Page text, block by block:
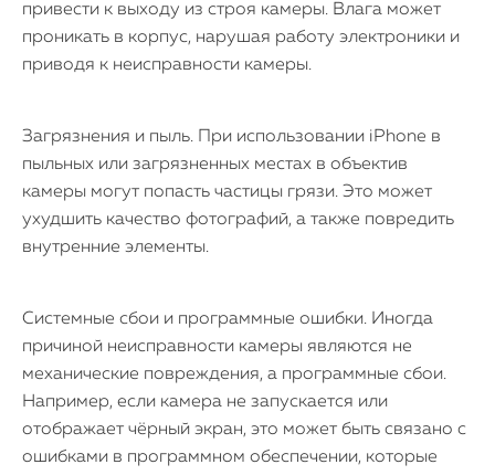
привести к выходу из строя камеры. Влага может
проникать в корпус, нарушая работу электроники и
приводя к неисправности камеры.
Загрязнения и пыль. При использовании iPhone в
пыльных или загрязненных местах в объектив
камеры могут попасть частицы грязи. Это может
ухудшить качество фотографий, а также повредить
внутренние элементы.
Системные сбои и программные ошибки. Иногда
причиной неисправности камеры являются не
механические повреждения, а программные сбои.
Например, если камера не запускается или
отображает чёрный экран, это может быть связано с
ошибками в программном обеспечении, которые